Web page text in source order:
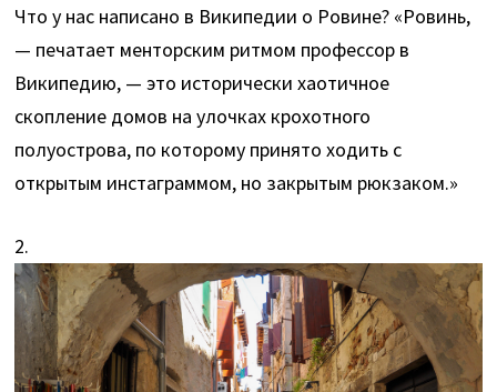
Что у нас написано в Википедии о Ровине? «Ровинь,
— печатает менторским ритмом профессор в
Википедию, — это исторически хаотичное
скопление домов на улочках крохотного
полуострова, по которому принято ходить с
открытым инстаграммом, но закрытым рюкзаком.»
2.